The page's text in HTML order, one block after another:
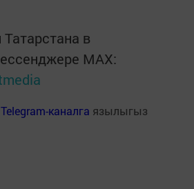
в
MАХ:
Telegram-каналга язылыгыз